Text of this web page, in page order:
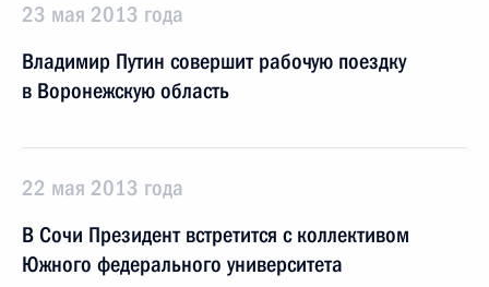
23 мая 2013 года
Владимир Путин совершит рабочую поездку
в Воронежскую область
22 мая 2013 года
В Сочи Президент встретится с коллективом
Южного федерального университета